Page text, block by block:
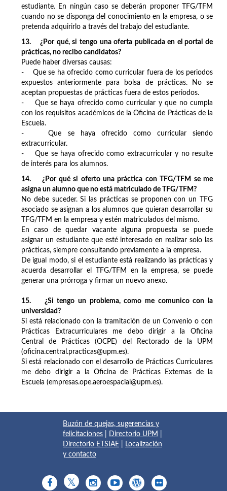
estudiante. En ningún caso se deberán proponer TFG/TFM
cuando no se disponga del conocimiento en la empresa, o se
pretenda adquirirlo a través del trabajo del estudiante.
13. ¿Por qué, si tengo una oferta publicada en el portal de
prácticas, no recibo candidatos?
Puede haber diversas causas:
- Que se ha ofrecido como curricular fuera de los periodos
expuestos anteriormente para bolsa de prácticas. No se
aceptan propuestas de prácticas fuera de estos periodos.
- Que se haya ofrecido como curricular y que no cumpla
con los requisitos académicos de la Oficina de Prácticas de la
Escuela.
- Que se haya ofrecido como curricular siendo
extracurricular.
- Que se haya ofrecido como extracurricular y no resulte
de interés para los alumnos.
14. ¿Por qué si oferto una práctica con TFG/TFM se me
asigna un alumno que no está matriculado de TFG/TFM?
No debe suceder. Si las prácticas se proponen con un TFG
asociado se asignan a los alumnos que quieran desarrollar su
TFG/TFM en la empresa y estén matriculados del mismo.
En caso de quedar vacante alguna propuesta se puede
asignar un estudiante que esté interesado en realizar solo las
prácticas, siempre consultando previamente a la empresa.
De igual modo, si el estudiante está realizando las prácticas y
acuerda desarrollar el TFG/TFM en la empresa, se puede
generar una prórroga y firmar un nuevo anexo.
15. ¿Si tengo un problema, como me comunico con la
universidad?
Si está relacionado con la tramitación de un Convenio o con
Prácticas Extracurriculares me debo dirigir a la Oficina
Central de Prácticas (OCPE) del Rectorado de la UPM
(oficina.central.practicas@upm.es).
Si está relacionado con el desarrollo de Prácticas Curriculares
me debo dirigir a la Oficina de Prácticas Externas de la
Escuela (empresas.ope.aeroespacial@upm.es).
Buzón de quejas, sugerencias y
felicitaciones
Directorio UPM
Directorio ETSIAE
Localización
y contacto